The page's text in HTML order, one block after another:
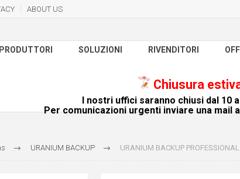
ABOUT US
PRODUTTORI SOLUZIONI RIVENDITORI
Chiusura
I nostri uffici saranno chiusi dal 10
Per comunicazioni urgenti inviare una mail
URANIUM BACKUP URANIUM BACKUP PROFESSIONAL